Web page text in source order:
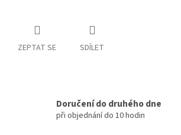
ZEPTAT SE SDÍLET
Doručení do druhého dne
při objednání do 10 hodin